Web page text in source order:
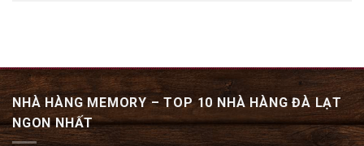
NHÀ HÀNG MEMORY – TOP 10 NHÀ HÀNG ĐÀ LẠT
NGON NHẤT